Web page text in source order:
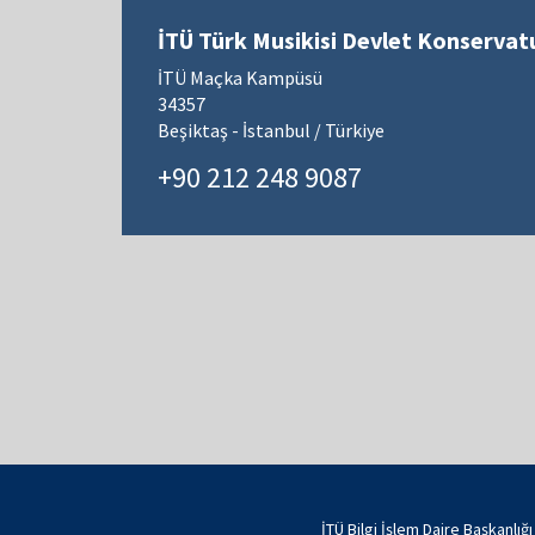
İTÜ Türk Musikisi Devlet
İTÜ Maçka Kampüsü
34357
Beşiktaş - İstanbul / Türkiye
+90 212 248 9087
İTÜ Bilgi İşlem Daire